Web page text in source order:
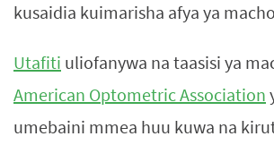
kusaidia kuimarisha afya ya
Utafiti uliofanywa na taasisi ya
American Optometric Association
umebaini mmea huu kuwa na